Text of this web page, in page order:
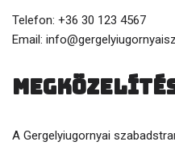
Telefon: +36 30 123 4567
Email:
A Gergelyiugornyai